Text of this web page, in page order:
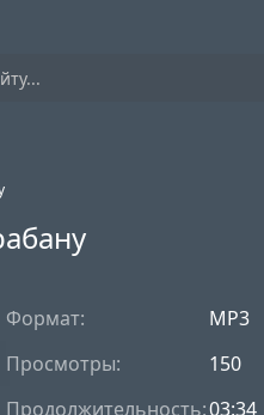
Формат:
MP3
Просмотры:
150
Продолжительность:03:34